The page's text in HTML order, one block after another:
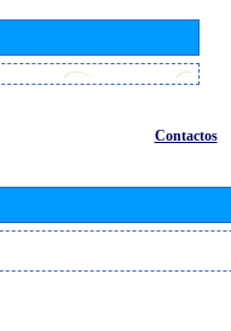
Contactos